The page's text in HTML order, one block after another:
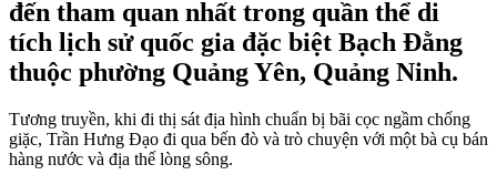
đến tham quan nhất trong quần thể di
tích lịch sử quốc gia đặc biệt Bạch Đằng
thuộc phường Quảng Yên, Quảng Ninh.
Tương truyền, khi đi thị sát địa hình chuẩn bị bãi cọc ngầm chống
giặc, Trần Hưng Đạo đi qua bến đò và trò chuyện với một bà cụ bán
hàng nước và địa thế lòng sông.